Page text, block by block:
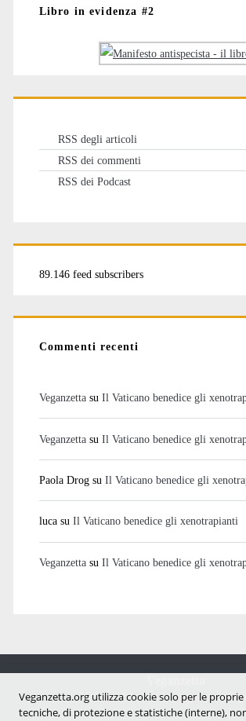
Libro in evidenza #2
RSS degli articoli
RSS dei commenti
RSS dei Podcast
89.146 feed subscribers
Commenti recenti
Veganzettasu Il Vaticano benedice gli
Veganzettasu Il Vaticano benedice gli
Paola Drogsu Il Vaticano benedice gli
lucasu Il Vaticano benedice gli xenotrapianti
Veganzettasu Il Vaticano benedice gli
Notizie dal mondo vegan e
Veganzetta.org utilizza cookie solo per le
tecniche, di protezione e statistiche (interne),